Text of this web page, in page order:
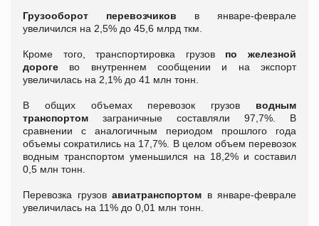
Грузооборот перевозчиков в январе-феврале
увеличился на 2,5% до 45,6 млрд ткм.
Кроме того, транспортировка грузов по железной
дороге во внутреннем сообщении и на экспорт
увеличилась на 2,1% до 41 млн тонн.
В общих объемах перевозок грузов водным
транспортом заграничные составляли 97,7%. В
сравнении с аналогичным периодом прошлого года
объемы сократились на 17,7%. В целом объем перевозок
водным транспортом уменьшился на 18,2% и составил
0,5 млн тонн.
Перевозка грузов авиатранспортом в январе-феврале
увеличилась на 11% до 0,01 млн тонн.